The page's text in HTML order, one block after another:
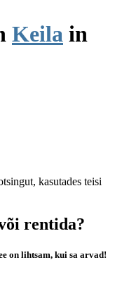
Keila in
kasutades teisi
rentida?
on lihtsam, kui sa arvad!